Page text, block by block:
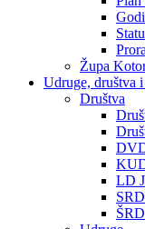
Župa
Udruge, društva
Društva
LD